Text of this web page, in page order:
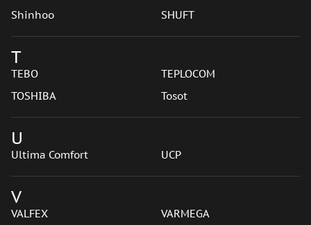
Shinhoo
SHUFT
T
TEBO
TEPLOCOM
TOSHIBA
Tosot
U
Ultima Comfort UCP
V
VALFEX
VARMEGA